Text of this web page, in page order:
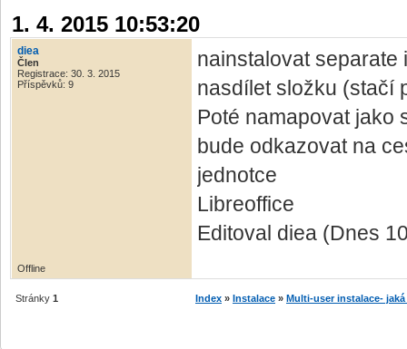
1. 4. 2015 10:53:20
diea
Člen
Registrace: 30. 3. 2015
Příspěvků: 9
nainstalovat separate
nasdílet složku (stačí
Poté namapovat jako
bude odkazovat na
jednotce
Libreoffice
Editoval diea (Dnes
Offline
Stránky 1 Index » Instalace » Multi-user instalace- jaká